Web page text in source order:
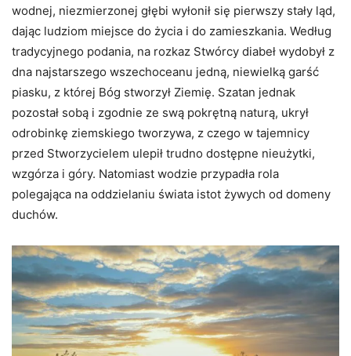
wodnej, niezmierzonej głębi wyłonił się pierwszy stały ląd,
dając ludziom miejsce do życia i do zamieszkania. Według
tradycyjnego podania, na rozkaz Stwórcy diabeł wydobył z
dna najstarszego wszechoceanu jedną, niewielką garść
piasku, z której Bóg stworzył Ziemię. Szatan jednak
pozostał sobą i zgodnie ze swą pokrętną naturą, ukrył
odrobinkę ziemskiego tworzywa, z czego w tajemnicy
przed Stworzycielem ulepił trudno dostępne nieużytki,
wzgórza i góry. Natomiast wodzie przypadła rola
polegająca na oddzielaniu świata istot żywych od domeny
duchów.